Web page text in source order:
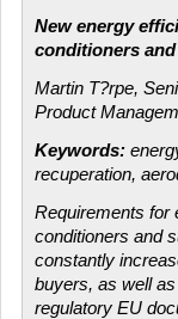
New energy
conditioners
Martin T?rpe,
Product
Keywords:
recuperation,
Requirements for
conditioners and
constantly
buyers, as well
regulatory EU